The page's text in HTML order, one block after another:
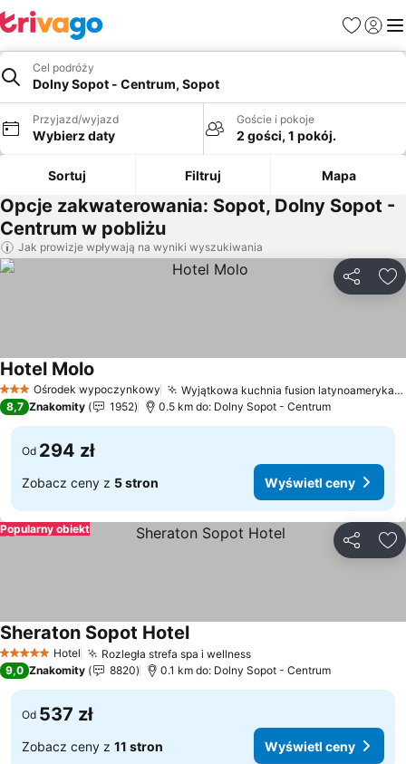
Ulubione
Cel podróży
Dolny Sopot - Centrum, Sopot
Przyjazd/wyjazd
Wybierz daty
Goście i pokoje
2 gości, 1 pokój.
Sortuj Filtruj Mapa
Opcje zakwaterowania: Sopot, Dolny Sopot -
Centrum w pobliżu
Jak prowizje wpływają na wyniki wyszukiwania
3 KategoriaOśrodek wypoczynkowy Wyjątkowa kuchnia fusion latynoamerykańsko-włosko-polska
Hotel Molo
8,7 Znakomity 1952 0.5 km do: Dolny Sopot - Centrum
Od 294 zł
Zobacz ceny z 5 stron Wyświetl ceny
Popularny obiekt
5 KategoriaHotel Rozległa strefa spa i wellness
Sheraton Sopot Hotel
9,0 Znakomity 8820 0.1 km do: Dolny Sopot - Centrum
Od 537 zł
Zobacz ceny z 11 stron Wyświetl ceny